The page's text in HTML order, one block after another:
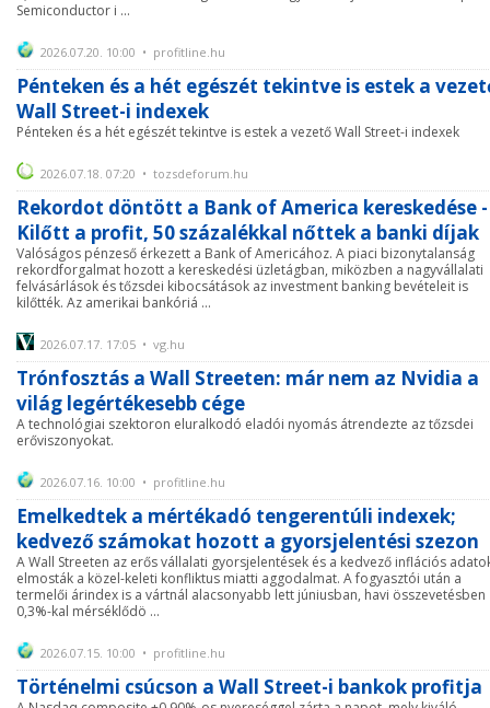
Semiconductor i ...
2026.07.20. 10:00 • profitline.hu
Pénteken és a hét egészét tekintve is estek a
Wall Street-i indexek
Pénteken és a hét egészét tekintve is estek a vezető Wall Street-i indexek
2026.07.18. 07:20 • tozsdeforum.hu
Rekordot döntött a Bank of America kereskedése -
Kilőtt a profit, 50 százalékkal nőttek a banki díjak
Valóságos pénzeső érkezett a Bank of Americához. A piaci bizonytalanság
rekordforgalmat hozott a kereskedési üzletágban, miközben a nagyvállalati
felvásárlások és tőzsdei kibocsátások az investment banking bevételeit is
kilőtték. Az amerikai bankóriá ...
2026.07.17. 17:05 • vg.hu
Trónfosztás a Wall Streeten: már nem az Nvidia a
világ legértékesebb cége
A technológiai szektoron eluralkodó eladói nyomás átrendezte az tőzsdei
erőviszonyokat.
2026.07.16. 10:00 • profitline.hu
Emelkedtek a mértékadó tengerentúli indexek;
kedvező számokat hozott a gyorsjelentési szezon
A Wall Streeten az erős vállalati gyorsjelentések és a kedvező inflációs
elmosták a közel-keleti konfliktus miatti aggodalmat. A fogyasztói után a
termelői árindex is a vártnál alacsonyabb lett júniusban, havi összevetésben
0,3%-kal mérséklődö ...
2026.07.15. 10:00 • profitline.hu
Történelmi csúcson a Wall Street-i bankok profitja